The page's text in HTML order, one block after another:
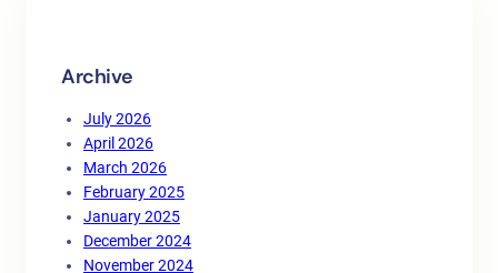
Archive
July 2026
April 2026
March 2026
February 2025
January 2025
December 2024
November 2024